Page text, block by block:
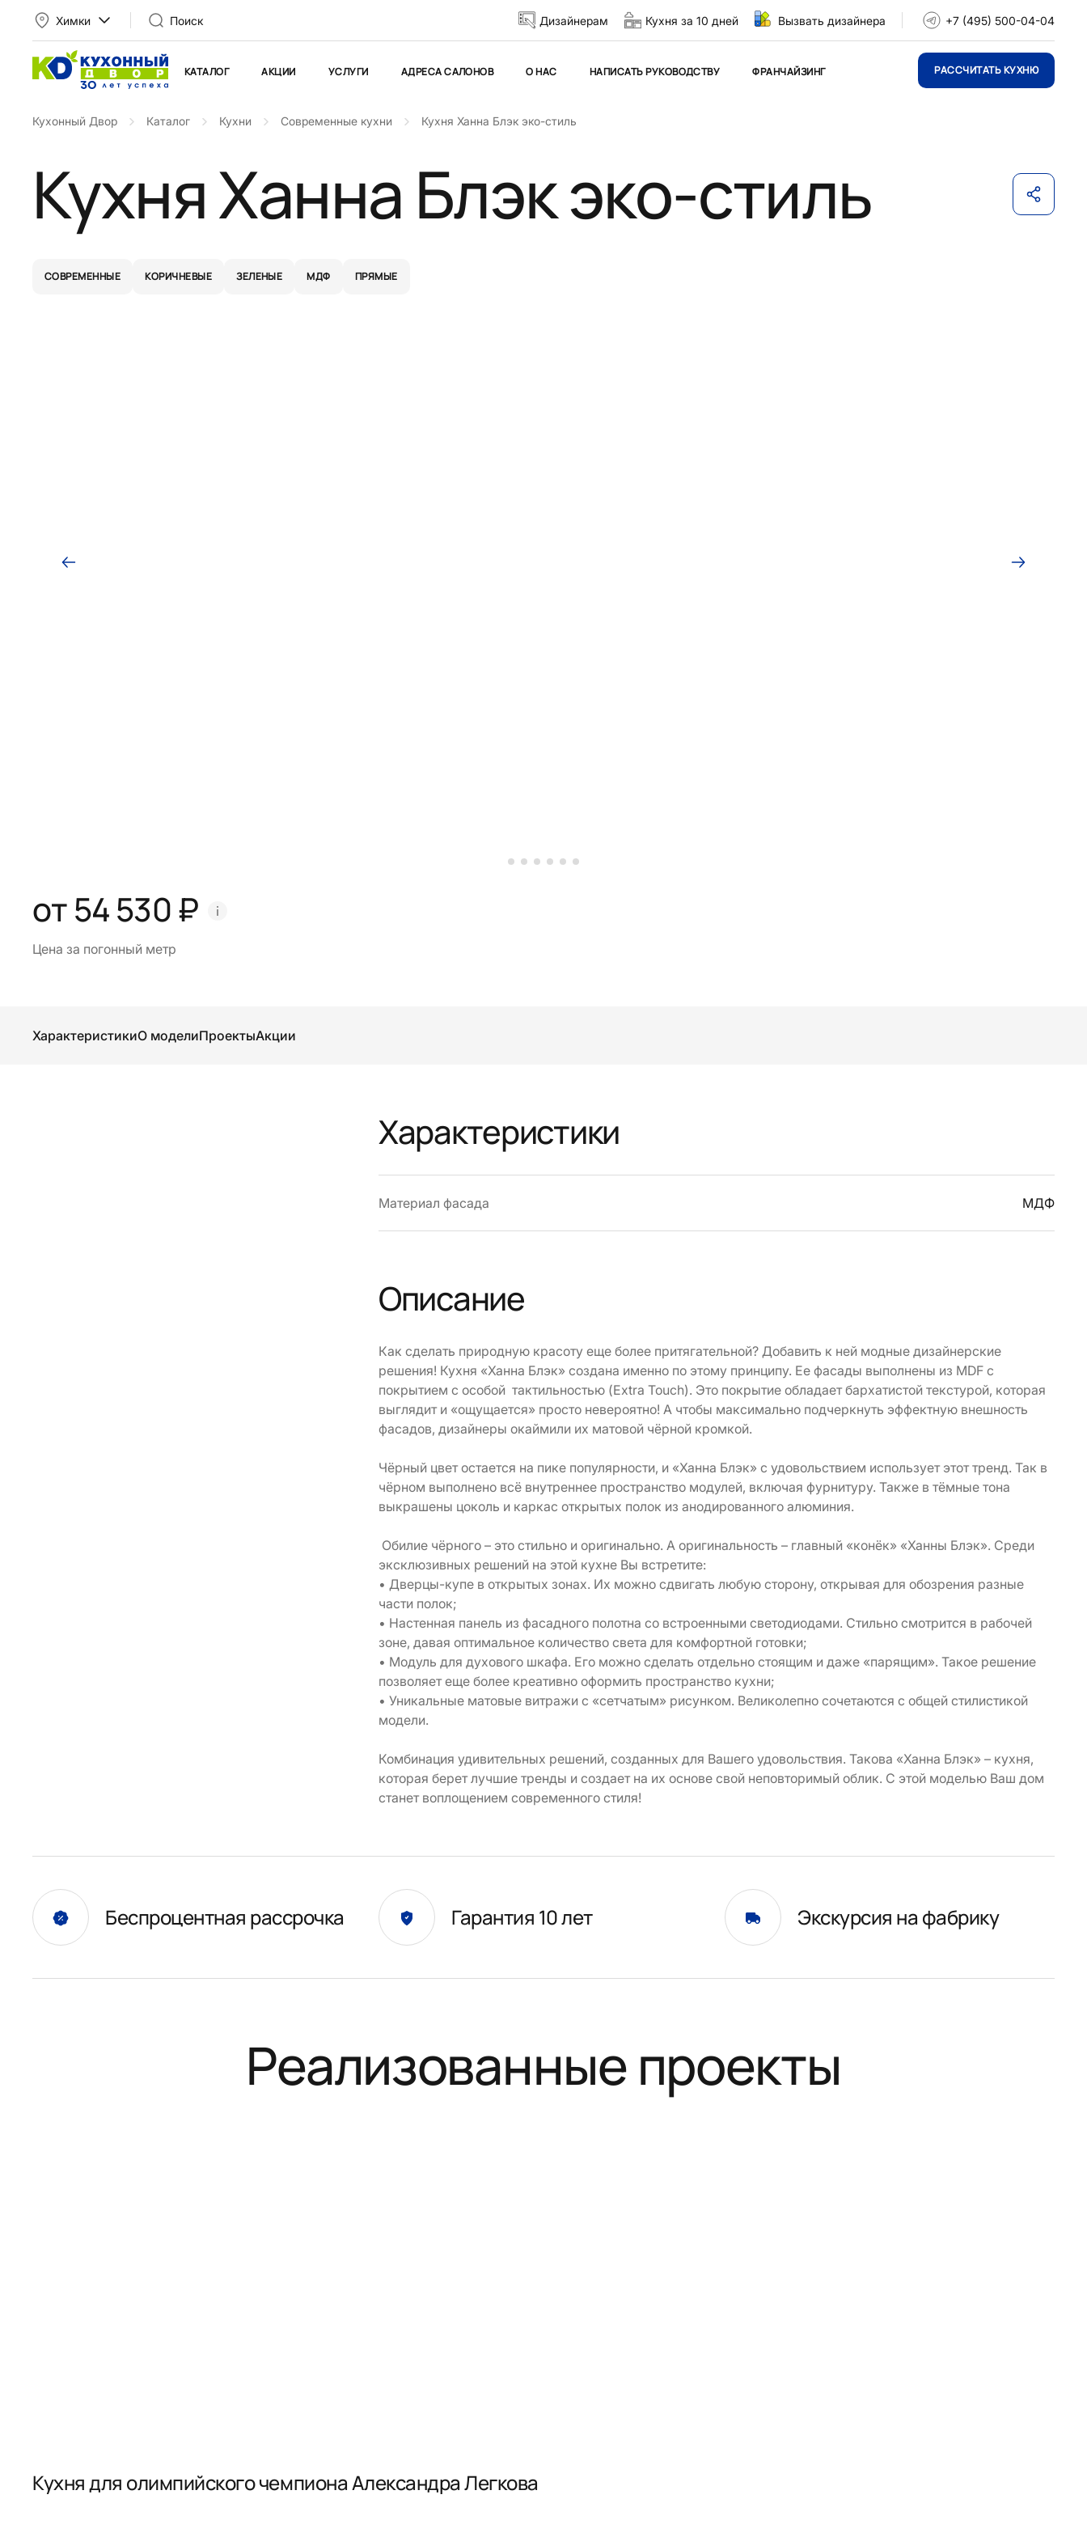
Химки Поиск Дизайнерам Кухня за 10 дней Вызвать дизайнера +7 (495) 500-04-04
КАТАЛОГ АКЦИИ УСЛУГИ АДРЕСА САЛОНОВ О НАС НАПИСАТЬ РУКОВОДСТВУ ФРАНЧАЙЗИНГ РАССЧИТАТЬ КУХНЮ
Кухонный Двор Каталог Кухни Современные кухни Кухня Ханна Блэк эко-стиль
Кухня Ханна Блэк эко-стиль
СОВРЕМЕННЫЕ КОРИЧНЕВЫЕ ЗЕЛЕНЫЕ МДФ ПРЯМЫЕ
от 54 530 ₽
Цена за погонный метр
ХарактеристикиО моделиПроектыАкции
Характеристики
Материал фасада МДФ
Описание
Как сделать природную красоту еще более притягательной? Добавить к ней модные дизайнерские
решения! Кухня «Ханна Блэк» создана именно по этому принципу. Ее фасады выполнены из MDF с
покрытием с особой тактильностью (Extra Touch). Это покрытие обладает бархатистой текстурой, которая
выглядит и «ощущается» просто невероятно! А чтобы максимально подчеркнуть эффектную внешность
фасадов, дизайнеры окаймили их матовой чёрной кромкой.
Чёрный цвет остается на пике популярности, и «Ханна Блэк» с удовольствием использует этот тренд. Так в
чёрном выполнено всё внутреннее пространство модулей, включая фурнитуру. Также в тёмные тона
выкрашены цоколь и каркас открытых полок из анодированного алюминия.
Обилие чёрного – это стильно и оригинально. А оригинальность – главный «конёк» «Ханны Блэк». Среди
эксклюзивных решений на этой кухне Вы встретите:
• Дверцы-купе в открытых зонах. Их можно сдвигать любую сторону, открывая для обозрения разные
части полок;
• Настенная панель из фасадного полотна со встроенными светодиодами. Стильно смотрится в рабочей
зоне, давая оптимальное количество света для комфортной готовки;
• Модуль для духового шкафа. Его можно сделать отдельно стоящим и даже «парящим». Такое решение
позволяет еще более креативно оформить пространство кухни;
• Уникальные матовые витражи с «сетчатым» рисунком. Великолепно сочетаются с общей стилистикой
модели.
Комбинация удивительных решений, созданных для Вашего удовольствия. Такова «Ханна Блэк» – кухня,
которая берет лучшие тренды и создает на их основе свой неповторимый облик. С этой моделью Ваш дом
станет воплощением современного стиля!
Беспроцентная рассрочка Гарантия 10 лет Экскурсия на фабрику
Реализованные проекты
Кухня для олимпийского чемпиона Александра Легкова